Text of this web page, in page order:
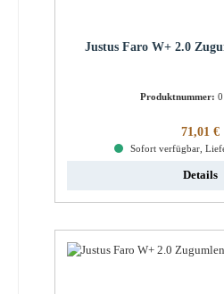
Justus Faro W+ 2.0
Produktnummer:
71,01 €
Sofort verfügbar,
Details